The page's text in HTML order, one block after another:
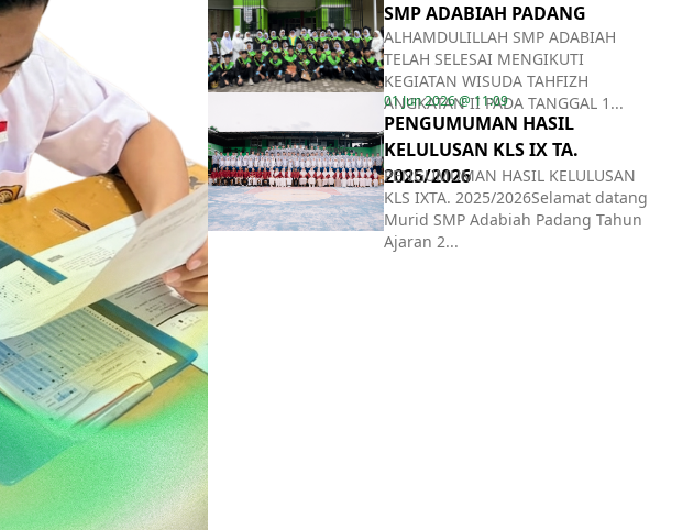
SMP ADABIAH PADANG
ALHAMDULILLAH SMP ADABIAH
TELAH SELESAI MENGIKUTI
KEGIATAN WISUDA TAHFIZH
ANGKATAN II PADA TANGGAL 1...
01 Jun 2026 @ 11:09
PENGUMUMAN HASIL
KELULUSAN KLS IX TA.
2025/2026
PENGUMUMAN HASIL KELULUSAN
KLS IXTA. 2025/2026Selamat datang
Murid SMP Adabiah Padang Tahun
Ajaran 2...